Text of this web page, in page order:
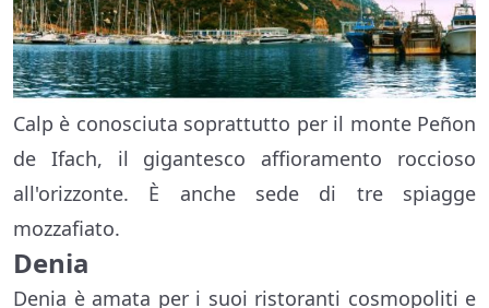
Calp è conosciuta soprattutto per il monte Peñon
de Ifach, il gigantesco affioramento roccioso
all'orizzonte. È anche sede di tre spiagge
mozzafiato.
Denia
Denia è amata per i suoi ristoranti cosmopoliti e